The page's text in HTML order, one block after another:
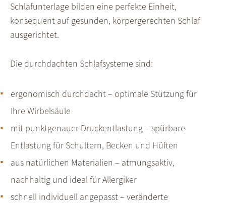
Schlafunterlage bilden eine perfekte Einheit,
konsequent auf gesunden, körpergerechten Schlaf
ausgerichtet.
Die durchdachten Schlafsysteme sind:
ergonomisch durchdacht – optimale Stützung für
Ihre Wirbelsäule
mit punktgenauer Druckentlastung – spürbare
Entlastung für Schultern, Becken und Hüften
aus natürlichen Materialien – atmungsaktiv,
nachhaltig und ideal für Allergiker
schnell individuell angepasst – veränderte